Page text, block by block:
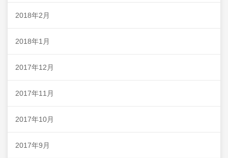
2018年2月
2018年1月
2017年12月
2017年11月
2017年10月
2017年9月